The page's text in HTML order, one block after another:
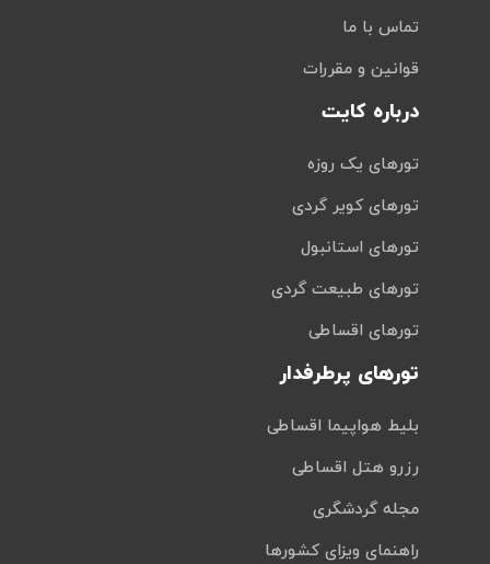
تماس با ما
قوانین و مقررات
درباره کایت
تورهای یک روزه
تورهای کویر گردی
تورهای استانبول
تورهای طبیعت گردی
تورهای اقساطی
تورهای پرطرفدار
بلیط هواپیما اقساطی
رزرو هتل اقساطی
مجله گردشگری
راهنمای ویزای کشورها